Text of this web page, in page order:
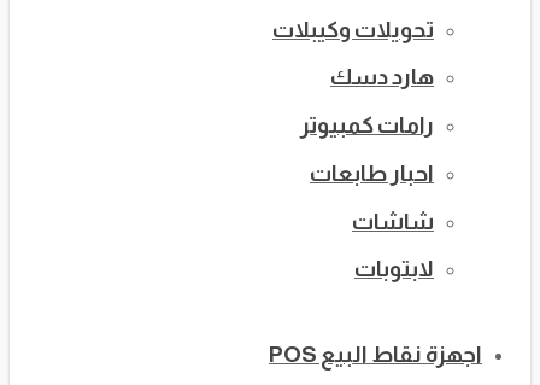
تحويلات وكيبلات
هارد دسك
رامات كمبيوتر
احبار طابعات
شاشات
لابتوبات
اجهزة نقاط البيع POS